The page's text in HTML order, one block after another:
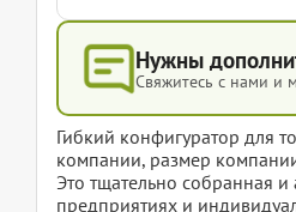
Нужны
Свяжитесь с нами и
Гибкий конфигуратор для
компании, размер
Это тщательно собранная
предприятиях и